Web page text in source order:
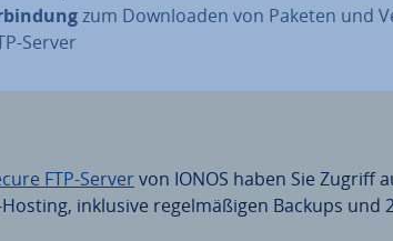
zum Down­loa­den von Paketen und
Server
FTP-Servervon IONOS haben Sie Zugriff
inklusive re­gel­mä­ßi­gen Backups und